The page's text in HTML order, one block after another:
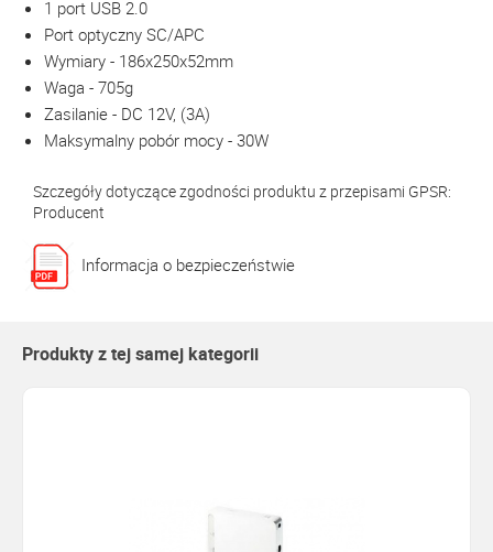
1 port USB 2.0
Port optyczny SC/APC
Wymiary - 186x250x52mm
Waga - 705g
Zasilanie - DC 12V, (3A)
Maksymalny pobór mocy - 30W
Szczegóły dotyczące zgodności produktu z przepisami GPSR:
Producent
Informacja o bezpieczeństwie
Produkty z tej samej kategorii